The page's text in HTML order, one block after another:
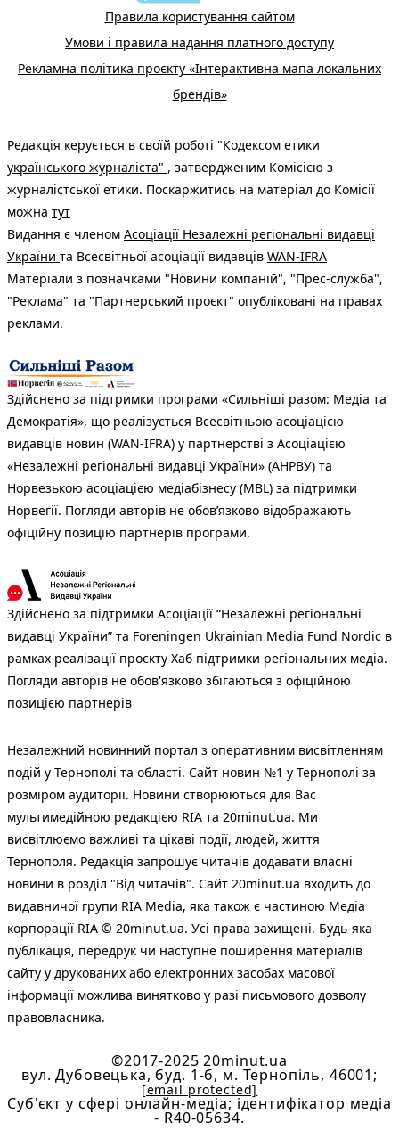
Правила користування сайтом
Умови і правила надання платного доступу
Рекламна політика проєкту «Інтерактивна мапа локальних
брендів»
Редакція керується в своїй роботі "Кодексом етики
українського журналіста" , затвердженим Комісією з
журналістської етики. Поскаржитись на матеріал до Комісії
можна тут
Видання є членом Асоціації Незалежні регіональні видавці
України та Всесвітньої асоціації видавців WAN-IFRA
Матеріали з позначками "Новини компаній", "Прес-служба",
"Реклама" та "Партнерський проєкт" опубліковані на правах
реклами.
Здійснено за підтримки програми «Сильніші разом: Медіа та
Демократія», що реалізується Всесвітньою асоціацією
видавців новин (WAN-IFRA) у партнерстві з Асоціацією
«Незалежні регіональні видавці України» (АНРВУ) та
Норвезькою асоціацією медіабізнесу (MBL) за підтримки
Норвегії. Погляди авторів не обов’язково відображають
офіційну позицію партнерів програми.
Здійснено за підтримки Асоціації “Незалежні регіональні
видавці України” та Foreningen Ukrainian Media Fund Nordic в
рамках реалізації проєкту Хаб підтримки регіональних медіа.
Погляди авторів не обов'язково збігаються з офіційною
позицією партнерів
Незалежний новинний портал з оперативним висвітленням
подій у Тернополі та області. Сайт новин №1 у Тернополі за
розміром аудиторії. Новини створюються для Вас
мультимедійною редакцією RIA та 20minut.ua. Ми
висвітлюємо важливі та цікаві події, людей, життя
Тернополя. Редакція запрошує читачів додавати власні
новини в розділ "Від читачів". Сайт 20minut.ua входить до
видавничої групи RIA Media, яка також є частиною Медіа
корпорації RIA © 20minut.ua. Усі права захищені. Будь-яка
публiкацiя, передрук чи наступне поширення матеріалів
сайту у друкованих або електронних засобах масової
інформації можлива винятково у разі письмового дозволу
правовласника.
©2017-2025 20minut.ua
вул. Дубовецька, буд. 1-б, м. Тернопіль, 46001;
[email protected]
Cуб'єкт у сфері онлайн-медіа; ідентифікатор медіа
- R40-05634.